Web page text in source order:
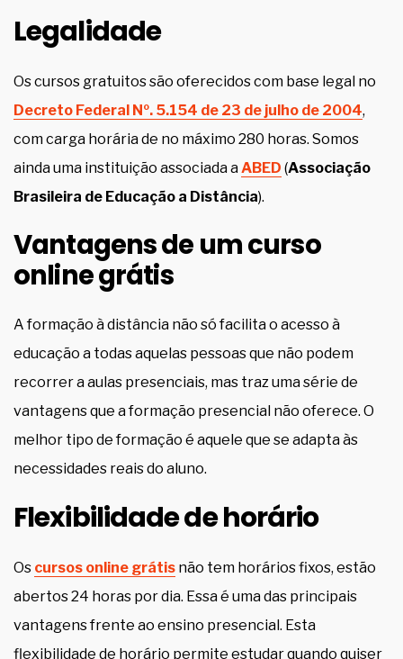
Legalidade
Os cursos gratuitos são oferecidos com base legal no
Decreto Federal Nº. 5.154 de 23 de julho de 2004,
com carga horária de no máximo 280 horas. Somos
ainda uma instituição associada a ABED (Associação
Brasileira de Educação a Distância).
Vantagens de um curso
online grátis
A formação à distância não só facilita o acesso à
educação a todas aquelas pessoas que não podem
recorrer a aulas presenciais, mas traz uma série de
vantagens que a formação presencial não oferece. O
melhor tipo de formação é aquele que se adapta às
necessidades reais do aluno.
Flexibilidade de horário
Os cursos online grátis não tem horários fixos, estão
abertos 24 horas por dia. Essa é uma das principais
vantagens frente ao ensino presencial. Esta
flexibilidade de horário permite estudar quando quiser